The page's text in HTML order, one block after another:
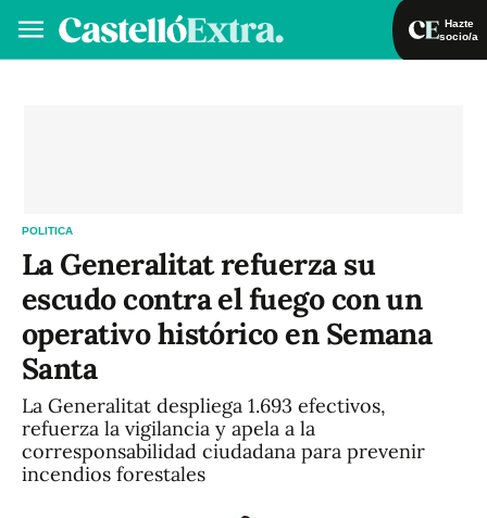
Hazte
socio/a
POLITICA
La Generalitat refuerza su
escudo contra el fuego con un
operativo histórico en Semana
Santa
La Generalitat despliega 1.693 efectivos,
refuerza la vigilancia y apela a la
corresponsabilidad ciudadana para prevenir
incendios forestales